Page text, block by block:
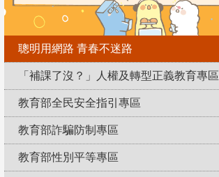
聰明用網路 青春不迷路
「補課了沒？」人權及轉型正義教育專區
教育部全民安全指引專區
教育部詐騙防制專區
教育部性別平等專區